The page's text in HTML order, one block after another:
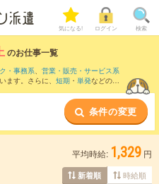
気になる! ログイン 検索
のお仕事一覧
・事務系、 営業・販売・サービス系
ます。さらに、 短期 ・ 単発などの期
のみを掲載しています。
条件の変更
平均時給: 1,329 円
新着順 時給順